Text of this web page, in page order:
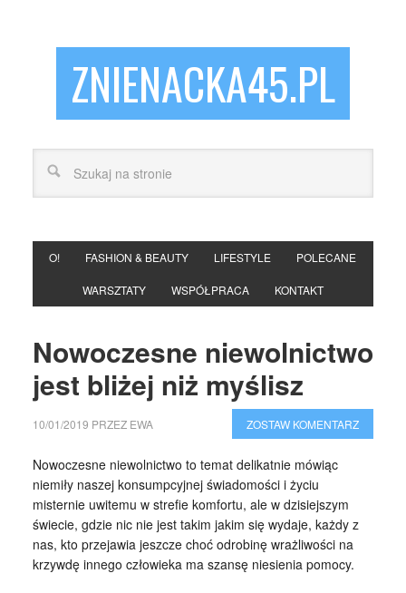
ZNIENACKA45.PL
O! FASHION & BEAUTY LIFESTYLE POLECANE
WARSZTATY WSPÓŁPRACA KONTAKT
Nowoczesne niewolnictwo
jest bliżej niż myślisz
10/01/2019 PRZEZ EWA ZOSTAW KOMENTARZ
Nowoczesne niewolnictwo to temat delikatnie mówiąc
niemiły naszej konsumpcyjnej świadomości i życiu
misternie uwitemu w strefie komfortu, ale w dzisiejszym
świecie, gdzie nic nie jest takim jakim się wydaje, każdy z
nas, kto przejawia jeszcze choć odrobinę wrażliwości na
krzywdę innego człowieka ma szansę niesienia pomocy.